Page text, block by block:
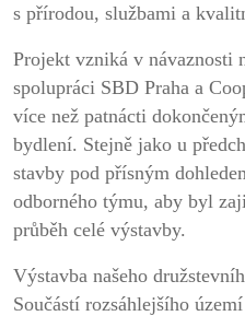
s přírodou, službami a
Projekt vzniká v návaznosti
spolupráci SBD Praha a
více než patnácti
bydlení. Stejně jako u
stavby pod přísným
odborného týmu, aby byl
průběh celé výstavby.
Výstavba našeho
Součástí rozsáhlejšího